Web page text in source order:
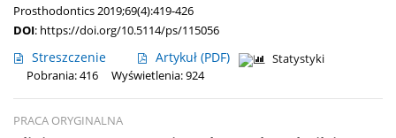
Prosthodontics 2019;69(4):419-426
DOI: https://doi.org/10.5114/ps/115056
Streszczenie Artykuł (PDF)
Statystyki
Pobrania: 416
Wyświetlenia: 924
PRACA ORYGINALNA